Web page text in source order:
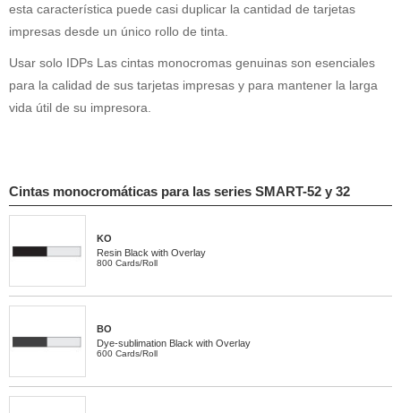
esta característica puede casi duplicar la cantidad de tarjetas
impresas desde un único rollo de tinta.
Usar solo IDPs Las cintas monocromas genuinas son esenciales
para la calidad de sus tarjetas impresas y para mantener la larga
vida útil de su impresora.
Cintas monocromáticas para las series SMART-52 y 32
KO
Resin Black with Overlay
800 Cards/Roll
BO
Dye-sublimation Black with Overlay
600 Cards/Roll